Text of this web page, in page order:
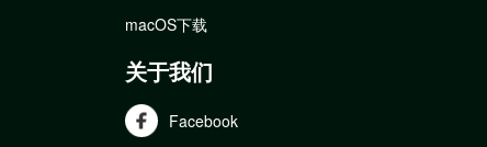
macOS下载
关于我们
Facebook